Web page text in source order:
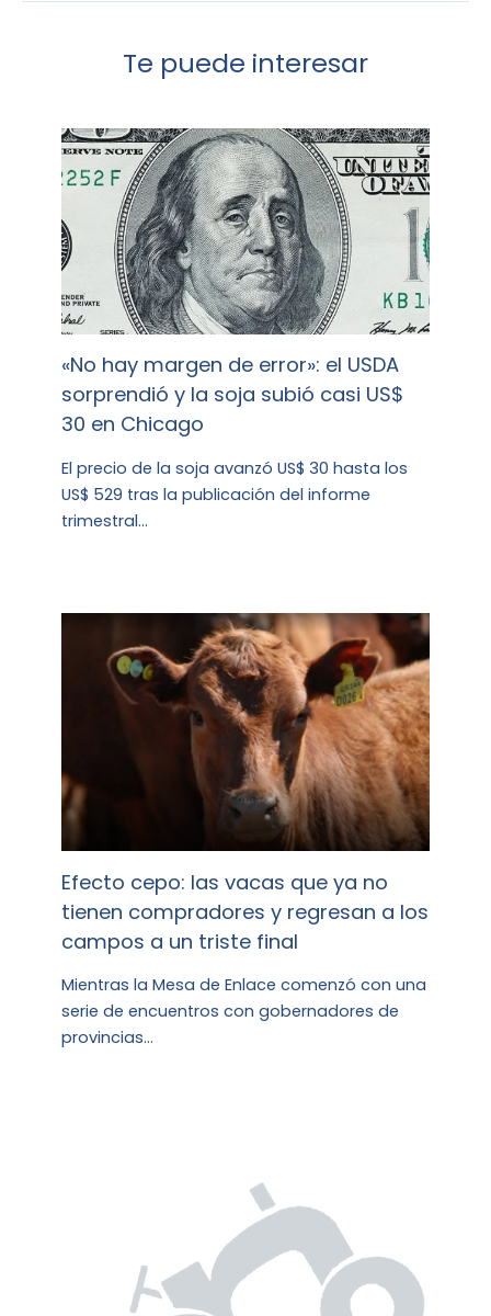
Te puede interesar
«No hay margen de error»: el USDA
sorprendió y la soja subió casi US$
30 en Chicago
El precio de la soja avanzó US$ 30 hasta los
US$ 529 tras la publicación del informe
trimestral…
Efecto cepo: las vacas que ya no
tienen compradores y regresan a los
campos a un triste final
Mientras la Mesa de Enlace comenzó con una
serie de encuentros con gobernadores de
provincias…